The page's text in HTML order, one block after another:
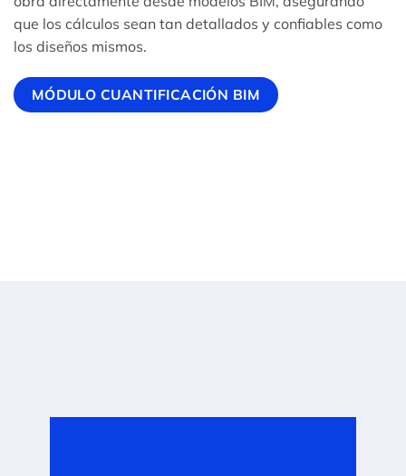
que los cálculos sean tan detallados y confiables como
los diseños mismos.
MÓDULO CUANTIFICACIÓN BIM